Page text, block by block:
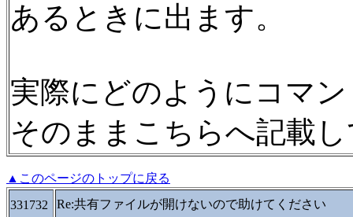
あるときに出ます。
実際にどのようにコマ
そのままこちらへ記載
▲このページのトップに戻る
331732
Re:共有ファイルが開けないので助けてください